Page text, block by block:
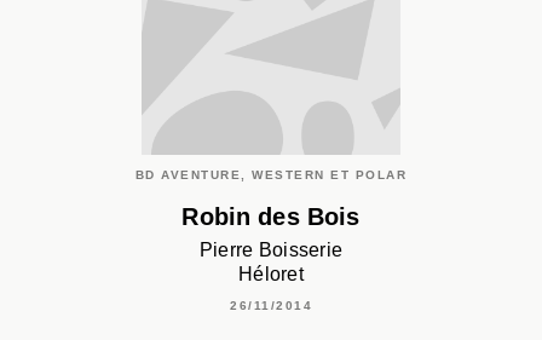
BD AVENTURE, WESTERN ET POLAR
Robin des Bois
Pierre Boisserie
Héloret
26/11/2014